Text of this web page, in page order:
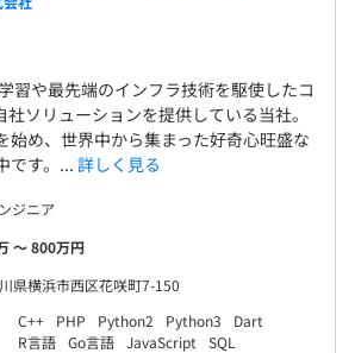
習や最先端のインフラ技術を駆使したコ
社ソリューションを提供している当社。
始め、世界中から集まった好奇心旺盛な
です。...詳しく見る
ジニア
〜 800万円
県横浜市西区花咲町7-150
C++ PHP Python2 Python3
Dart
R言語 Go言語 JavaScript
SQL